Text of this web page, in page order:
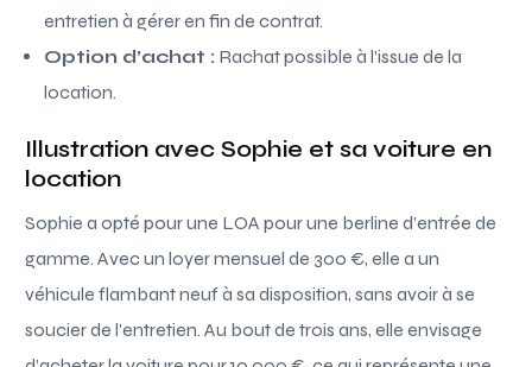
entretien à gérer en fin de contrat.
Option d’achat : Rachat possible à l’issue de la
location.
Illustration avec Sophie et sa voiture en
location
Sophie a opté pour une LOA pour une berline d’entrée de
gamme. Avec un loyer mensuel de 300 €, elle a un
véhicule flambant neuf à sa disposition, sans avoir à se
soucier de l’entretien. Au bout de trois ans, elle envisage